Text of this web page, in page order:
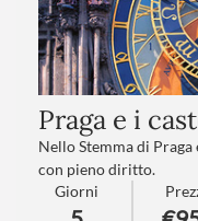
Praga e i
Nello Stemma di Praga
con pieno diritto.
Dalla sua fondazione,
nella storia dell’Europa
Giorni